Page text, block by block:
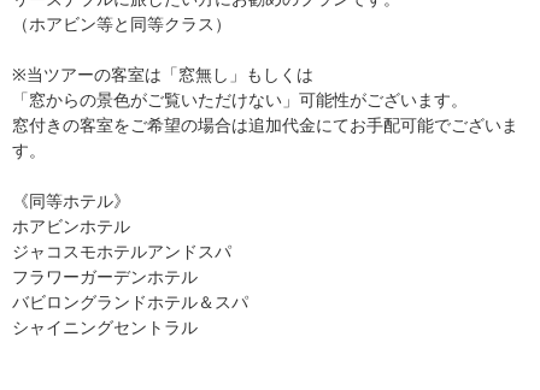
（ホアビン等と同等クラス）
※当ツアーの客室は「窓無し」もしくは
「窓からの景色がご覧いただけない」可能性がございます。
窓付きの客室をご希望の場合は追加代金にてお手配可能でございま
す。
《同等ホテル》
ホアビンホテル
ジャコスモホテルアンドスパ
フラワーガーデンホテル
バビロングランドホテル＆スパ
シャイニングセントラル